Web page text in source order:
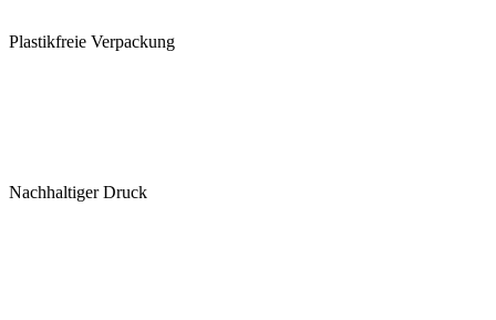
Plastikfreie Verpackung
Nachhaltiger Druck